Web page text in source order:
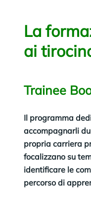
La
ai
Trainee
Il programma
accompagnarli
propria carriera
focalizzano su
identificare le
percorso di